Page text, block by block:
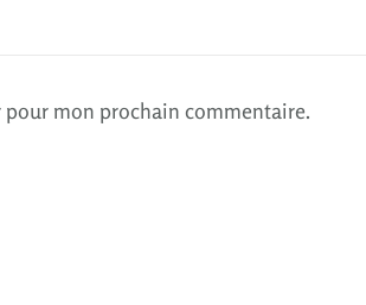
mon prochain commentaire.